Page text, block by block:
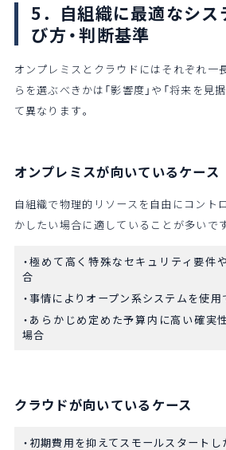
5．自組織に最適なシス
び方・判断基準
オンプレミスとクラウドにはそれぞれ一
らを選ぶべきかは「影響度」や「将来を見
て異なります。
オンプレミスが向いているケース
自組織で物理的リソースを自由にコント
かしたい場合に適していることが多いです
極めて高く特殊なセキュリティ要件
合
事情によりオープン系システムを使用
あらかじめ定めた予算内に高い確実
場合
クラウドが向いているケース
初期費用を抑えてスモールスタートし